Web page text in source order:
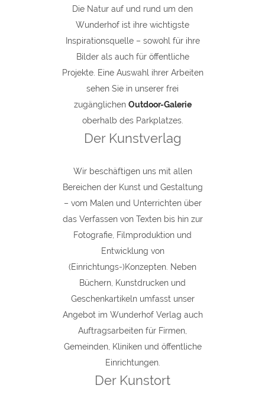
Die Natur auf und rund um den
Wunderhof ist ihre wichtigste
Inspirationsquelle – sowohl für ihre
Bilder als auch für öffentliche
Projekte. Eine Auswahl ihrer Arbeiten
sehen Sie in unserer frei
zugänglichen Outdoor-Galerie
oberhalb des Parkplatzes.
Der Kunstverlag
Wir beschäftigen uns mit allen
Bereichen der Kunst und Gestaltung
– vom Malen und Unterrichten über
das Verfassen von Texten bis hin zur
Fotografie, Filmproduktion und
Entwicklung von
(Einrichtungs-)Konzepten. Neben
Büchern, Kunstdrucken und
Geschenkartikeln umfasst unser
Angebot im Wunderhof Verlag auch
Auftragsarbeiten für Firmen,
Gemeinden, Kliniken und öffentliche
Einrichtungen.
Der Kunstort